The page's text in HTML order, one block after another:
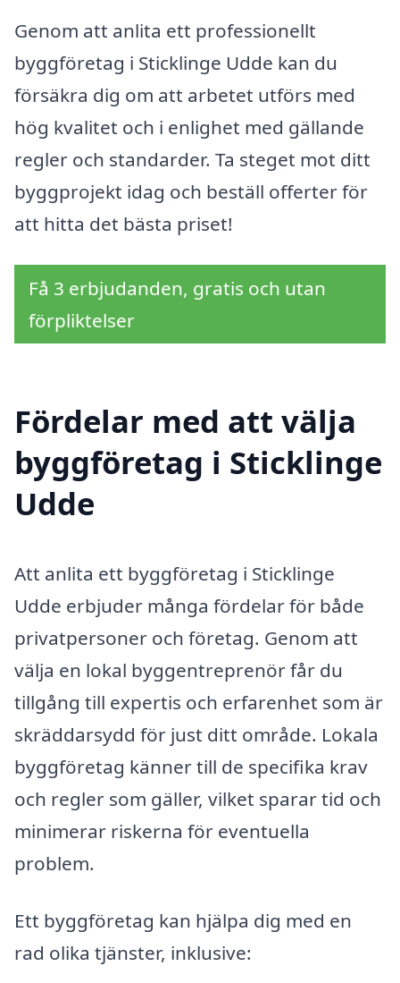
Genom att anlita ett professionellt
byggföretag i Sticklinge Udde kan du
försäkra dig om att arbetet utförs med
hög kvalitet och i enlighet med gällande
regler och standarder. Ta steget mot ditt
byggprojekt idag och beställ offerter för
att hitta det bästa priset!
Få 3 erbjudanden, gratis och utan
förpliktelser
Fördelar med att välja
byggföretag i Sticklinge
Udde
Att anlita ett byggföretag i Sticklinge
Udde erbjuder många fördelar för både
privatpersoner och företag. Genom att
välja en lokal byggentreprenör får du
tillgång till expertis och erfarenhet som är
skräddarsydd för just ditt område. Lokala
byggföretag känner till de specifika krav
och regler som gäller, vilket sparar tid och
minimerar riskerna för eventuella
problem.
Ett byggföretag kan hjälpa dig med en
rad olika tjänster, inklusive: